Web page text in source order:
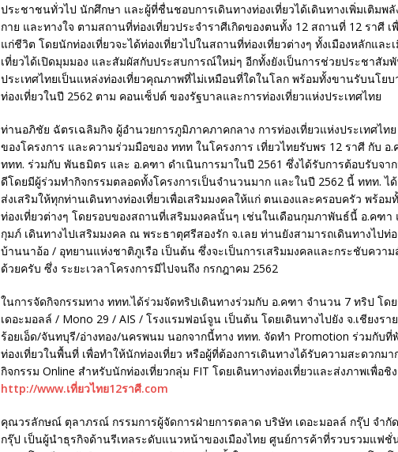
ประชาชนทั่วไป นักศึกษา และผู้ที่ชื่นชอบการเดินทางท่องเที่ยวได้เดินทางเพิ่มเติมพ
กาย และทางใจ ตามสถานที่ท่องเที่ยวประจำราศีเกิดของตนทั้ง 12 สถานที่ 12 ราศี เ
แก่ชีวิต โดยนักท่องเที่ยวจะได้ท่องเที่ยวไปในสถานที่ท่องเที่ยวต่างๆ ทั้งเมืองหลักและ
เที่ยวได้เปิดมุมมอง และสัมผัสกับประสบการณ์ใหม่ๆ อีกทั้งยังเป็นการช่วยประชาสัม
ประเทศไทยเป็นแหล่งท่องเที่ยวคุณภาพที่ไม่เหมือนที่ใดในโลก พร้อมทั้งขานรับนโยบ
ท่องเที่ยวในปี 2562 ตาม คอนเซ็ปต์ ของรัฐบาลและการท่องเที่ยวแห่งประเทศไทย
ท่านอภิชัย ฉัตรเฉลิมกิจ ผู้อำนวยการภูมิภาคภาคกลาง การท่องเที่ยวแห่งประเทศไท
ของโครงการ และความร่วมมือของ ททท ในโครงการ เที่ยวไทยรับพร 12 ราศี กับ อ.
ททท. ร่วมกับ พันธมิตร และ อ.คฑา ดำเนินการมาในปี 2561 ซึ่งได้รับการต้อบรับจาก
ดีโดยมีผู้ร่วมทำกิจกรรมตลอดทั้งโครงการเป็นจำนวนมาก และในปี 2562 นี้ ททท. ไ
ส่งเสริมให้ทุกท่านเดินทางท่องเที่ยวเพื่อเสริมมงคลให้แก่ ตนเองและครอบครัว พร้อม
ท่องเที่ยวต่างๆ โดยรอบของสถานที่เสริมมงคลนั้นๆ เช่นในเดือนกุมภาพันธ์นี้ อ.คฑ
กุมภ์ เดินทางไปเสริมมงคล ณ พระธาตุศรีสองรัก จ.เลย ท่านยังสามารถเดินทางไปท่
บ้านนาอ้อ / อุทยานแห่งชาติภูเรือ เป็นต้น ซึ่งจะเป็นการเสริมมงคลและกระชับควา
ด้วยครับ ซึ่ง ระยะเวลาโครงการมีไปจนถึง กรกฎาคม 2562
ในการจัดกิจกรรมทาง ททท.ได้ร่วมจัดทริปเดินทางร่วมกับ อ.คฑา จำนวน 7 ทริป โด
เดอะมอลล์ / Mono 29 / AIS / โรงแรมฟอน์จูน เป็นต้น โดยเดินทางไปยัง จ.เชียงร
ร้อยเอ็ด/จันทบุรี/อ่างทอง/นครพนม นอกจากนี้ทาง ททท. จัดทำ Promotion ร่วมกับที่
ท่องเที่ยวในพื้นที่ เพื่อทำให้นักท่องเที่ยว หรือผู้ที่ต้องการเดินทางได้รับความสะดวกม
กิจกรรม Online สำหรับนักท่องเที่ยวกลุ่ม FIT โดยเดินทางท่องเที่ยวและส่งภาพเพื่อชิ
http://www.เที่ยวไทย12ราศี.com
คุณวรลักษณ์ ตุลาภรณ์ กรรมการผู้จัดการฝ่ายการตลาด บริษัท เดอะมอลล์ กรุ๊ป จำกัด
กรุ๊ป เป็นผู้นำธุรกิจด้านรีเทลระดับแนวหน้าของเมืองไทย ศูนย์การค้าที่รวบรวมแฟ